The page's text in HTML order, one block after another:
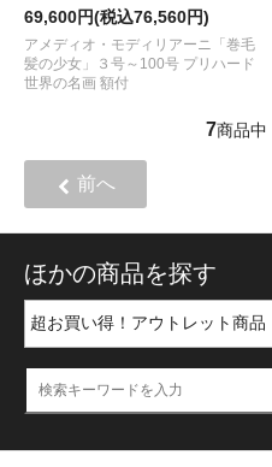
69,600円(税込76,560円)
アメディオ・モディリアーニ「巻毛
髪の少女」３号～100号 プリハード
世界の名画 額付
7商品中
前へ
ほかの商品を探す